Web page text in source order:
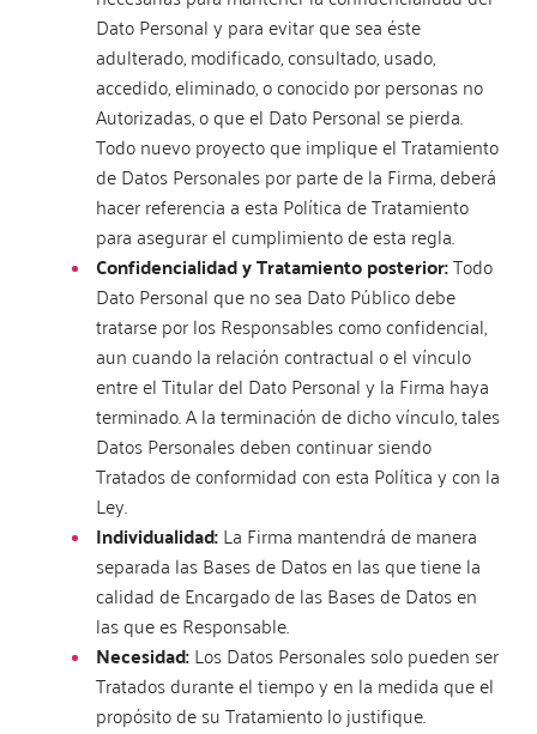
Dato Personal y para evitar que sea éste
adulterado, modificado, consultado, usado,
accedido, eliminado, o conocido por personas no
Autorizadas, o que el Dato Personal se pierda.
Todo nuevo proyecto que implique el Tratamiento
de Datos Personales por parte de la Firma, deberá
hacer referencia a esta Política de Tratamiento
para asegurar el cumplimiento de esta regla.
Confidencialidad y Tratamiento posterior:Todo
Dato Personal que no sea Dato Público debe
tratarse por los Responsables como confidencial,
aun cuando la relación contractual o el vínculo
entre el Titular del Dato Personal y la Firma haya
terminado. A la terminación de dicho vínculo, tales
Datos Personales deben continuar siendo
Tratados de conformidad con esta Política y con la
Ley.
Individualidad:La Firma mantendrá de manera
separada las Bases de Datos en las que tiene la
calidad de Encargado de las Bases de Datos en
las que es Responsable.
Necesidad:Los Datos Personales solo pueden ser
Tratados durante el tiempo y en la medida que el
propósito de su Tratamiento lo justifique.